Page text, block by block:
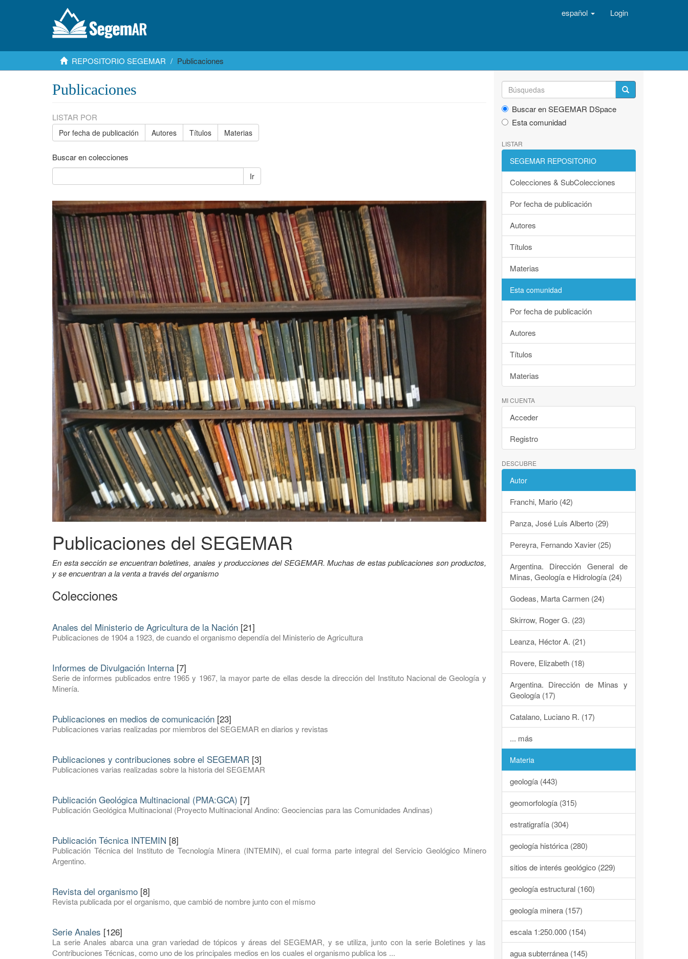
español Login
REPOSITORIO SEGEMAR Publicaciones
Publicaciones
LISTAR POR
Por fecha de publicación Autores Títulos Materias
Buscar en colecciones
Ir
Publicaciones del SEGEMAR
En esta sección se encuentran boletines, anales y producciones del SEGEMAR. Muchas de estas publicaciones son productos,
y se encuentran a la venta a través del organismo
Colecciones
Anales del Ministerio de Agricultura de la Nación [21]
Publicaciones de 1904 a 1923, de cuando el organismo dependía del Ministerio de Agricultura
Informes de Divulgación Interna [7]
Serie de informes publicados entre 1965 y 1967, la mayor parte de ellas desde la dirección del Instituto Nacional de Geología y
Minería.
Publicaciones en medios de comunicación [23]
Publicaciones varias realizadas por miembros del SEGEMAR en diarios y revistas
Publicaciones y contribuciones sobre el SEGEMAR [3]
Publicaciones varias realizadas sobre la historia del SEGEMAR
Publicación Geológica Multinacional (PMA:GCA) [7]
Publicación Geológica Multinacional (Proyecto Multinacional Andino: Geociencias para las Comunidades Andinas)
Publicación Técnica INTEMIN [8]
Publicación Técnica del Instituto de Tecnología Minera (INTEMIN), el cual forma parte integral del Servicio Geológico Minero
Argentino.
Revista del organismo [8]
Revista publicada por el organismo, que cambió de nombre junto con el mismo
Serie Anales [126]
La serie Anales abarca una gran variedad de tópicos y áreas del SEGEMAR, y se utiliza, junto con la serie Boletines y las
Contribuciones Técnicas, como uno de los principales medios en los cuales el organismo publica los ...
Buscar en SEGEMAR DSpace
Esta comunidad
LISTAR
SEGEMAR REPOSITORIO
Colecciones & SubColecciones
Por fecha de publicación
Autores
Títulos
Materias
Esta comunidad
Por fecha de publicación
Autores
Títulos
Materias
MI CUENTA
Acceder
Registro
DESCUBRE
Autor
Franchi, Mario (42)
Panza, José Luis Alberto (29)
Pereyra, Fernando Xavier (25)
Argentina. Dirección General de
Minas, Geología e Hidrología (24)
Godeas, Marta Carmen (24)
Skirrow, Roger G. (23)
Leanza, Héctor A. (21)
Rovere, Elizabeth (18)
Argentina. Dirección de Minas y
Geología (17)
Catalano, Luciano R. (17)
... más
Materia
geología (443)
geomorfología (315)
estratigrafía (304)
geología histórica (280)
sitios de interés geológico (229)
geología estructural (160)
geología minera (157)
escala 1:250.000 (154)
agua subterránea (145)